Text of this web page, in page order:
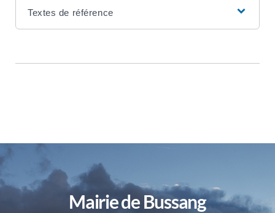
Textes de référence
Mairie de Bussang